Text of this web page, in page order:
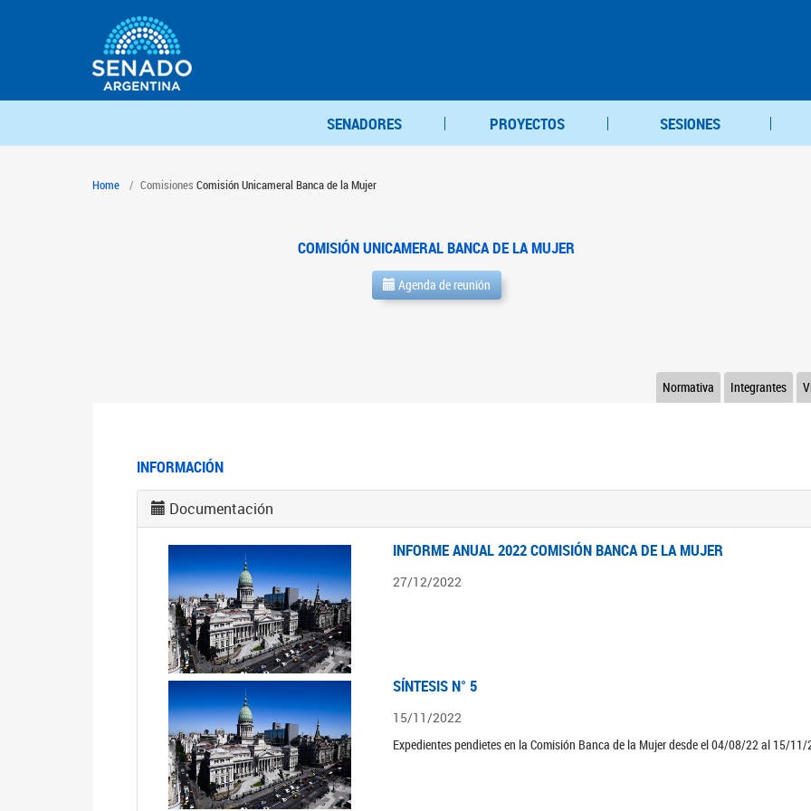
SENADORES PROYECTOS SESIONES
Home Comisiones Comisión Unicameral Banca de la Mujer
COMISIÓN UNICAMERAL BANCA DE LA MUJER
Agenda de reunión
Integrantes
Normativa
INFORMACIÓN
Documentación
INFORME ANUAL 2022 COMISIÓN BANCA DE LA MUJER
27/12/2022
SÍNTESIS N° 5
15/11/2022
Expedientes pendietes en la Comisión Banca de la Mujer desde el 04/08/22 al 15/